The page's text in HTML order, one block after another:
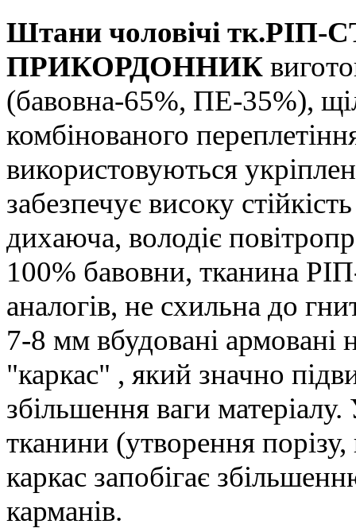
Штани чоловічі
ПРИКОРДОННИК
(бавовна-65%, ПЕ-35%),
комбінованого
використовуються
забезпечує високу
дихаюча, володіє
100% бавовни, тканина
аналогів, не схильна до
7-8 мм вбудовані
"каркас" , який значно
збільшення ваги
тканини (утворення
каркас запобігає
карманів.